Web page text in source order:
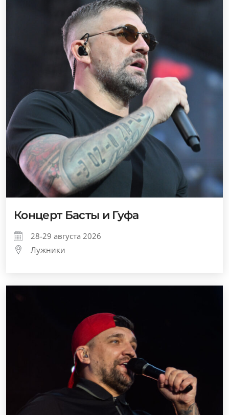
Концерт Басты и Гуфа
28-29 августа 2026
Лужники